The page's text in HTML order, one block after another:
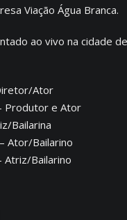
Viação Água Branca.
ao vivo na cidade de
Ator
Produtor e Ator
Bailarina
Ator/Bailarino
Atriz/Bailarino